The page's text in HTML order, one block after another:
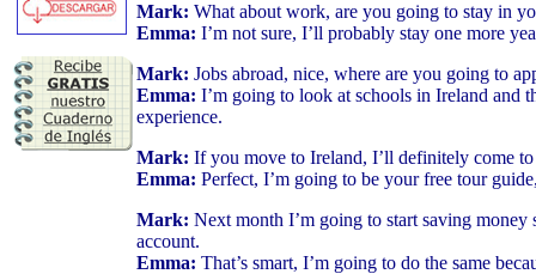
Mark: What about work, are you going to stay in
Emma: I’m not sure, I’ll probably stay one more
Mark: Jobs abroad, nice, where are you going to
Emma: I’m going to look at schools in Ireland and
experience.
Mark: If you move to Ireland, I’ll definitely come
Emma: Perfect, I’m going to be your free tour
Mark: Next month I’m going to start saving money
account.
Emma: That’s smart, I’m going to do the same